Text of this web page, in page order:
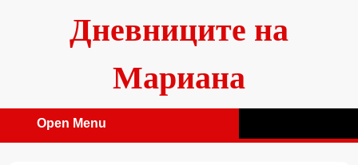
Дневниците на
Мариана
Open Menu